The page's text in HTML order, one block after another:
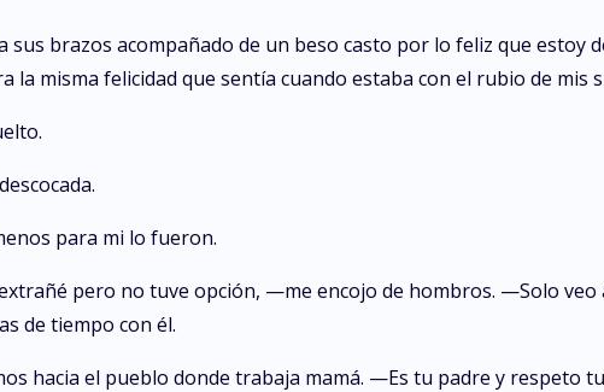
sus brazos acompañado de un beso casto por lo feliz que estoy
la misma felicidad que sentía cuando estaba con el rubio de mis
para mi lo fueron.
pero no tuve opción, —me encojo de hombros. —Solo veo
de tiempo con él.
hacia el pueblo donde trabaja mamá. —Es tu padre y respeto